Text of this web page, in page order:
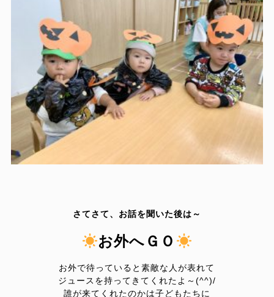
さてさて、お話を聞いた後は～
お外へＧＯ
お外で待っていると素敵な人が表れて
ジュースを持ってきてくれたよ～(^^)/
誰が来てくれたのかは子どもたちに